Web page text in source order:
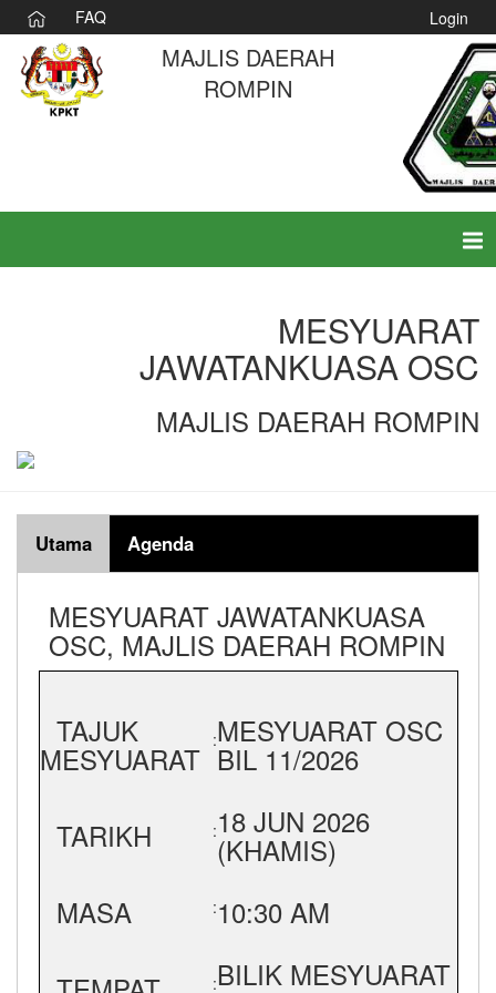
FAQ Login
MAJLIS DAERAH
ROMPIN
MESYUARAT
JAWATANKUASA OSC
MAJLIS DAERAH ROMPIN
Utama Agenda
MESYUARAT JAWATANKUASA
OSC, MAJLIS DAERAH ROMPIN
TAJUK
MESYUARAT :MESYUARAT OSC
BIL 11/2026
TARIKH
:18 JUN 2026
(KHAMIS)
MASA
:10:30 AM
:BILIK MESYUARAT